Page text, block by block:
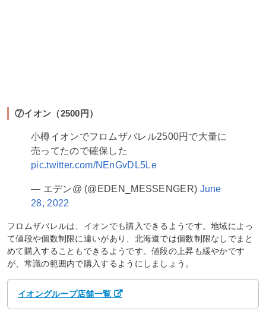
⑦イオン（2500円）
小樽イオンでフロムザバレル2500円で大量に
売ってたので確保した
pic.twitter.com/NEnGvDL5Le
— エデン@ (@EDEN_MESSENGER) June
28, 2022
フロムザバレルは、イオンでも購入できるようです。地域によっ
て値段や個数制限に違いがあり、北海道では個数制限なしでまと
めて購入することもできるようです。値段の上昇も緩やかです
が、常識の範囲内で購入するようにしましょう。
イオングループ店舗一覧